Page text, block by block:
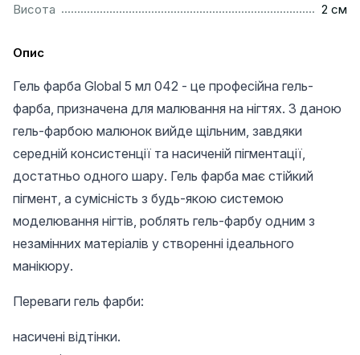
Висота
2 см
Опис
Гель фарба Global 5 мл 042 - це професійна гель-
фарба, призначена для малювання на нігтях. З даною
гель-фарбою малюнок вийде щільним, завдяки
середній консистенції та насиченій пігментації,
достатньо одного шару. Гель фарба має стійкий
пігмент, а сумісність з будь-якою системою
моделювання нігтів, роблять гель-фарбу одним з
незамінних матеріалів у створенні ідеального
манікюру.
Переваги гель фарби:
насичені відтінки.